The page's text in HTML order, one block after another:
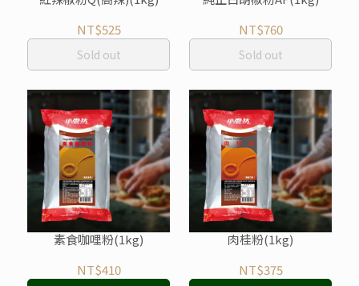
NT$525
Sold out
NT$760
Sold out
素食咖哩粉(1kg)
NT$410
肉桂粉(1kg)
NT$375